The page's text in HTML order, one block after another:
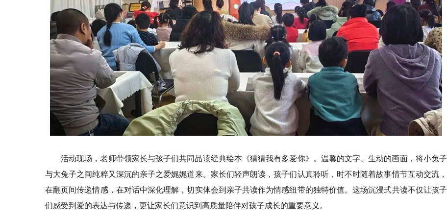
活动现场，老师带领家长与孩子们共同品读经典绘本《猜猜我有多爱你》。温馨的文字、生动的画面，将小兔子
与大兔子之间纯粹又深沉的亲子之爱娓娓道来。家长们轻声朗读，孩子们认真聆听，时不时随着故事情节互动交流，
在翻页间传递情感，在对话中深化理解，切实体会到亲子共读作为情感纽带的独特价值。这场沉浸式共读不仅让孩子
们感受到爱的表达与传递，更让家长们意识到高质量陪伴对孩子成长的重要意义。